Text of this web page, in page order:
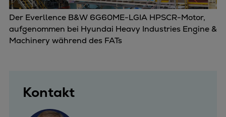
Der Everllence B&W 6G60ME-LGIA HPSCR-Motor,
aufgenommen bei Hyundai Heavy Industries Engine &
Machinery während des FATs
Kontakt